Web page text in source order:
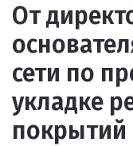
От
сети по
укладке
покрытий